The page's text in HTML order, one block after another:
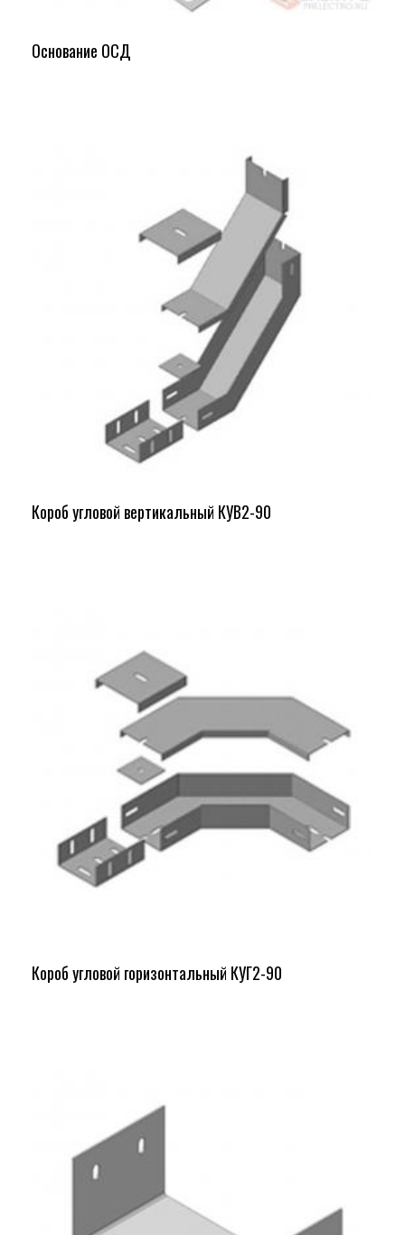
Основание ОСД
Короб угловой вертикальный КУВ2-90
Короб угловой горизонтальный КУГ2-90